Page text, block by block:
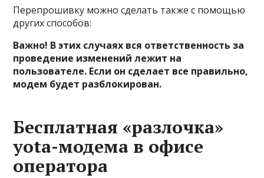
Перепрошивку можно сделать также с помощью
других способов:
Важно! В этих случаях вся ответственность за
проведение изменений лежит на
пользователе. Если он сделает все правильно,
модем будет разблокирован.
Бесплатная «разлочка»
yota-модема в офисе
оператора